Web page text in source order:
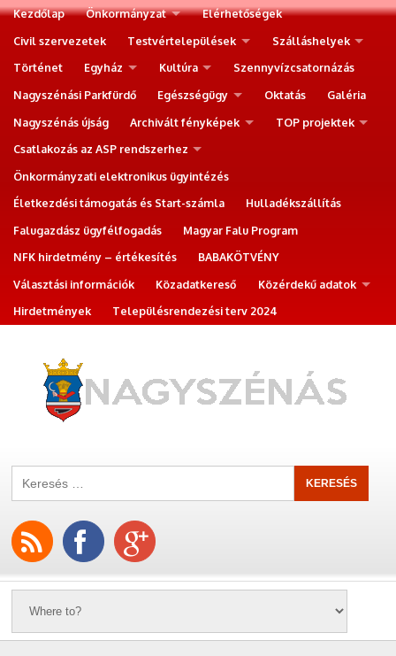
Kezdőlap Önkormányzat
Elérhetőségek
Civil szervezetek
Testvértelepülések
Szálláshelyek
Történet
Egyház Kultúra
Szennyvízcsatornázás
Nagyszénási Parkfürdő
Egészségügy Oktatás
Galéria
Nagyszénás újság
Archivált fényképek
TOP projektek
Csatlakozás az ASP rendszerhez
Önkormányzati elektronikus ügyintézés
Életkezdési támogatás és Start-számla
Hulladékszállítás
Falugazdász ügyfélfogadás
Magyar Falu Program
NFK hirdetmény – értékesítés
BABAKÖTVÉNY
Választási információk
Közadatkereső
Közérdekű adatok
Hirdetmények
Településrendezési terv 2024